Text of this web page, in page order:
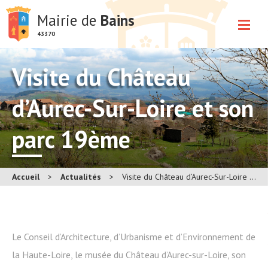
Mairie de Bains
43370
Visite du Château
d’Aurec-Sur-Loire et son
parc 19ème
Accueil > Actualités > Visite du Château d’Aurec-Sur-Loire et son parc 19ème
Le Conseil d’Architecture, d’Urbanisme et d’Environnement de
la Haute-Loire, le musée du Château d’Aurec-sur-Loire, son